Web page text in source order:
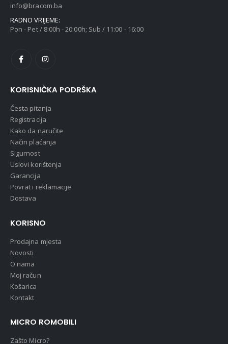
info@bracom.ba
RADNO VRIJEME:
Pon - Pet / 8:00h - 20:00h; Sub / 11:00 - 16:00
KORISNIČKA PODRŠKA
Česta pitanja
Registracija
Kako da naručite
Način plaćanja
Sigurnost
Uslovi korištenja
Garancija
Povrat i reklamacije
Dostava
KORISNO
Prodajna mjesta
Novosti
O nama
Moj račun
Košarica
Kontakt
MICRO ROMOBILI
Zašto Micro?